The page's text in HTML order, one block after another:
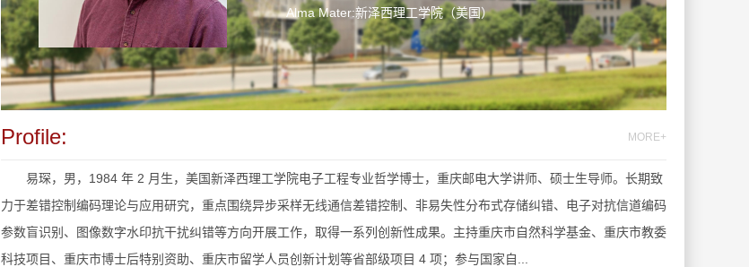
Alma Mater:新泽西理工学院（美国）
Profile: MORE+
易琛，男，1984 年 2 月生，美国新泽西理工学院电子工程专业哲学博士，重庆邮电大学讲师、硕士生导师。长期致
力于差错控制编码理论与应用研究，重点围绕异步采样无线通信差错控制、非易失性分布式存储纠错、电子对抗信道编码
参数盲识别、图像数字水印抗干扰纠错等方向开展工作，取得一系列创新性成果。主持重庆市自然科学基金、重庆市教委
科技项目、重庆市博士后特别资助、重庆市留学人员创新计划等省部级项目 4 项；参与国家自...